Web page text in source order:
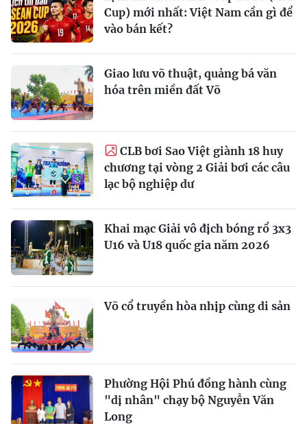
Cup) mới nhất: Việt Nam cần gì để
vào bán kết?
Giao lưu võ thuật, quảng bá văn
hóa trên miền đất Võ
CLB bơi Sao Việt giành 18 huy
chương tại vòng 2 Giải bơi các câu
lạc bộ nghiệp dư
Khai mạc Giải vô địch bóng rổ 3x3
U16 và U18 quốc gia năm 2026
Võ cổ truyền hòa nhịp cùng di sản
Phường Hội Phú đồng hành cùng
"dị nhân" chạy bộ Nguyễn Văn
Long